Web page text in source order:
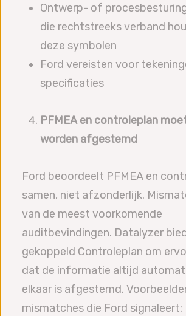
Ontwerp- of
die rechtstreeks verband
deze symbolen
Ford vereisten voor
specificaties
PFMEA en controleplan
worden afgestemd
Ford beoordeelt PFMEA en
samen, niet afzonderlijk.
van de meest voorkomende
auditbevindingen. Datalyzer
gekoppeld Controleplan om
dat de informatie altijd
elkaar is afgestemd.
mismatches die Ford signaleert: